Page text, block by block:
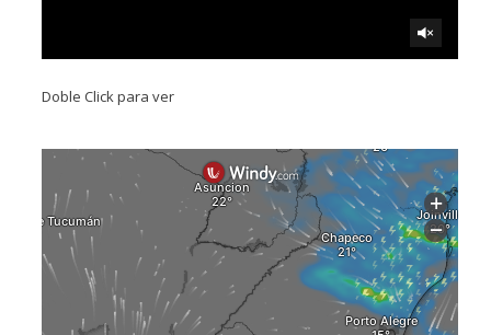
Doble Click para ver